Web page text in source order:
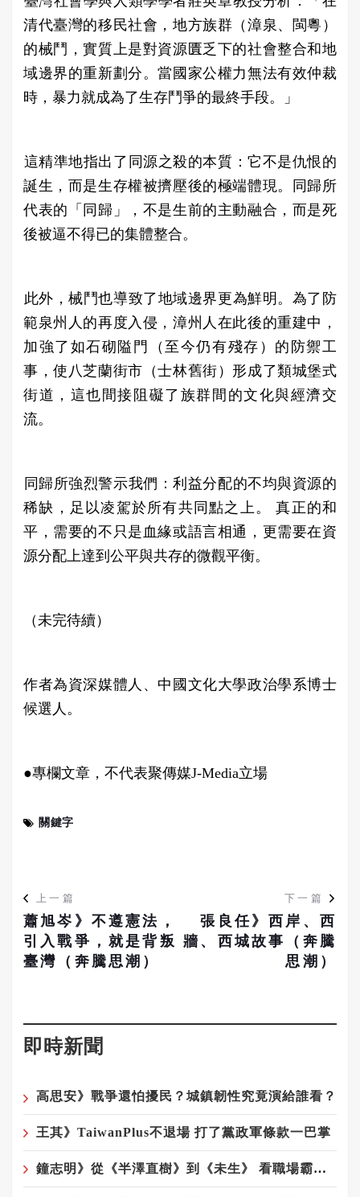
清代臺灣的移民社會，地方族群（漳泉、閩粵）
的械鬥，實質上是對資源匱乏下的社會整合和地
域邊界的重新劃分。當國家公權力無法有效仲裁
時，暴力就成為了生存鬥爭的最終手段。」
​這精準地指出了同源之殺的本質：它不是仇恨的
誕生，而是生存權被擠壓後的極端體現。同歸所
代表的「同歸」，不是生前的主動融合，而是死
後被逼不得已的集體整合。
​此外，械鬥也導致了地域邊界更為鮮明。為了防
範泉州人的再度入侵，漳州人在此後的重建中，
加強了如石砌隘門（至今仍有殘存）的防禦工
事，使八芝蘭街市（士林舊街）形成了類城堡式
街道，這也間接阻礙了族群間的文化與經濟交
流。
​同歸所強烈警示我們：利益分配的不均與資源的
稀缺，足以凌駕於所有共同點之上。 真正的和
平，需要的不只是血緣或語言相通，更需要在資
源分配上達到公平與共存的微觀平衡。
（未完待續）
作者為資深媒體人、中國文化大學政治學系博士
候選人。
●專欄文章，不代表聚傳媒J-Media立場
關鍵字
上一篇
蕭旭岑》不遵憲法，
引入戰爭，就是背叛
臺灣（奔騰思潮）
下一篇
張良任》西岸、西
牆、西城故事（奔騰
思潮）
即時新聞
高思安》戰爭還怕擾民？城鎮韌性究竟演給誰看？
王其》TaiwanPlus不退場 打了黨政軍條款一巴掌
鐘志明》從《半澤直樹》到《未生》 看職場霸凌為何始終無解